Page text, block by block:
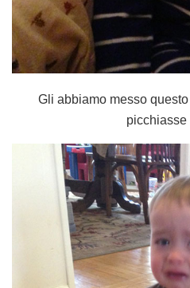
Gli abbiamo messo
picchiasse